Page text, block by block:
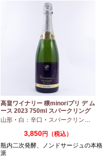
高畠ワイナリー 穣minoriプリ デ ム
ース 2023 750ml スパークリング
ワイン
山形 ・ 白：辛口 ・ スパークリングワイン
3,850円（税込）
瓶内二次発酵、ノンドサージュの本格
派